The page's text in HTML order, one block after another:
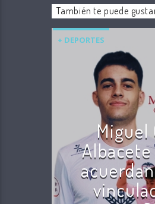
También te puede
+ DEPORTES
Miguel